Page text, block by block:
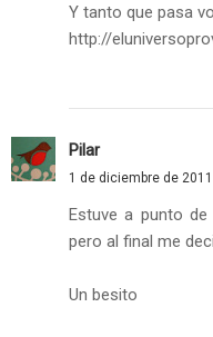
Y tanto que pasa
http://
Pilar
1 de diciembre de
Estuve a punto
pero al final me
Un besito